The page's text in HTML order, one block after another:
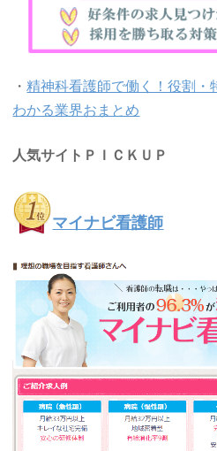
・精神科看護師で働く！役割・
わかる業界おまとめ
人気サイトＰＩＣＫＵＰ
マイナビ看護師